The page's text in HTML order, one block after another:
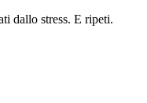
dallo stress. E ripeti.